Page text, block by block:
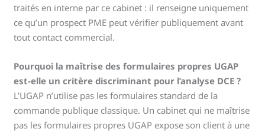
traités en interne par ce cabinet : il renseigne uniquement
ce qu’un prospect PME peut vérifier publiquement avant
tout contact commercial.
Pourquoi la maîtrise des formulaires propres UGAP
est-elle un critère discriminant pour l’analyse DCE ?
L’UGAP n’utilise pas les formulaires standard de la
commande publique classique. Un cabinet qui ne maîtrise
pas les formulaires propres UGAP expose son client à une